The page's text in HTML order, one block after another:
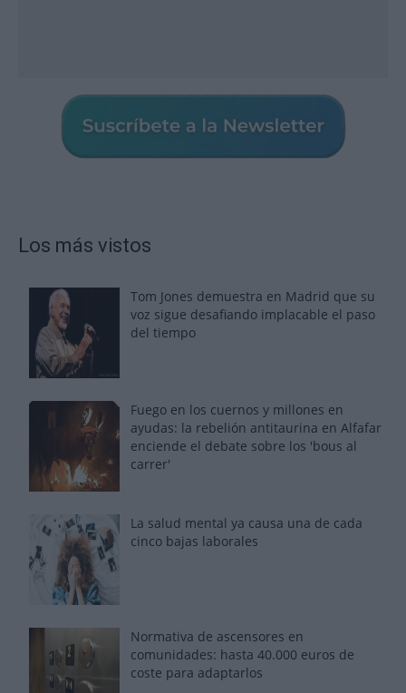
Los más vistos
Tom Jones demuestra en Madrid que su
voz sigue desafiando implacable el paso
del tiempo
Fuego en los cuernos y millones en
ayudas: la rebelión antitaurina en Alfafar
enciende el debate sobre los 'bous al
carrer'
La salud mental ya causa una de cada
cinco bajas laborales
Normativa de ascensores en
comunidades: hasta 40.000 euros de
coste para adaptarlos